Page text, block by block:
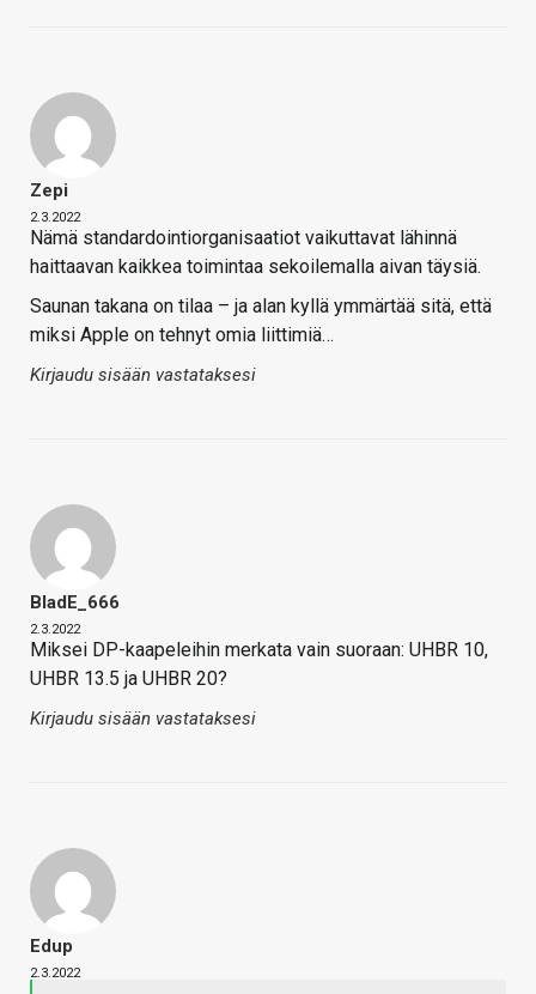
Zepi
2.3.2022
Nämä standardointiorganisaatiot vaikuttavat lähinnä
haittaavan kaikkea toimintaa sekoilemalla aivan täysiä.
Saunan takana on tilaa – ja alan kyllä ymmärtää sitä, että
miksi Apple on tehnyt omia liittimiä…
Kirjaudu sisään vastataksesi
BladE_666
2.3.2022
Miksei DP-kaapeleihin merkata vain suoraan: UHBR 10,
UHBR 13.5 ja UHBR 20?
Kirjaudu sisään vastataksesi
Edup
2.3.2022